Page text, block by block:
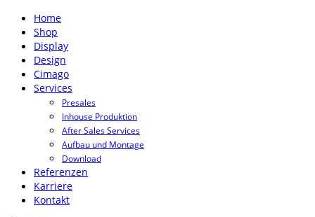
Home
Shop
Display
Design
Cimago
Services
Presales
Inhouse Produktion
After Sales Services
Aufbau und Montage
Download
Referenzen
Karriere
Kontakt